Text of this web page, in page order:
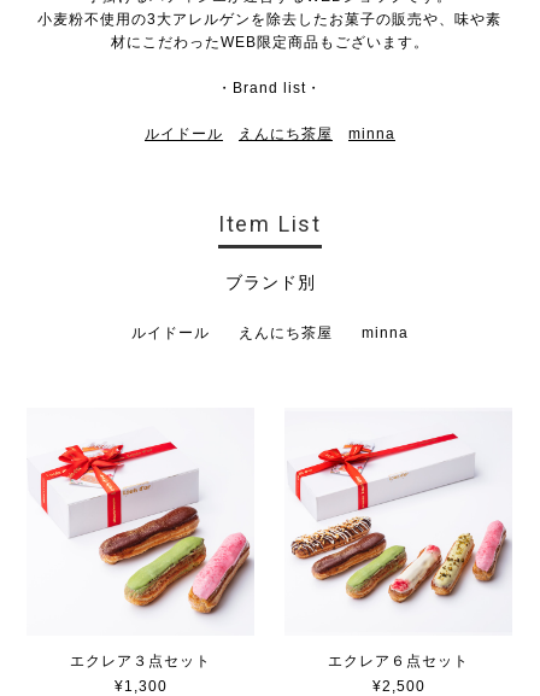
小麦粉不使用の3大アレルゲンを除去したお菓子の販売や、味や素
材にこだわったWEB限定商品もございます。
・Brand list・
ルイドール えんにち茶屋 minna
Item List
ブランド別
ルイドール えんにち茶屋 minna
エクレア３点セット
¥1,300
エクレア６点セット
¥2,500